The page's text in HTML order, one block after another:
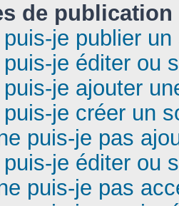
de publication
je publier
je éditer ou
je ajouter
je créer un
puis-je pas
je éditer ou
puis-je pas